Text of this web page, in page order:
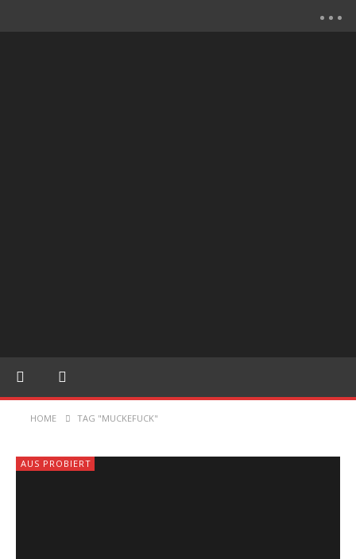
HOME TAG "MUCKEFUCK"
AUS PROBIERT